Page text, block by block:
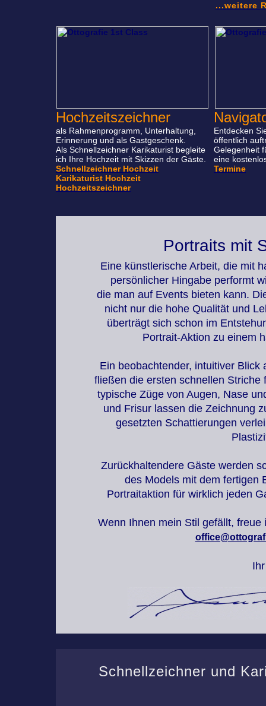
Portraits mit
Eine künstlerische Arbeit, die mit
persönlicher Hingabe performt
die man auf Events bieten kann.
nicht nur die hohe Qualität und
überträgt sich schon im
Portrait-Aktion zu einem
Ein beobachtender, intuitiver
fließen die ersten schnellen
typische Züge von Augen, Nase
und Frisur lassen die Zeichnung
gesetzten Schattierungen
Zurückhaltendere Gäste werden
des Models mit dem fertigen
Portraitaktion für wirklich jeden
Wenn Ihnen mein Stil gefällt,
Schnellzeichner und
...weitere
Hochzeitszeichner
als Rahmenprogramm, Unterhaltung,
Erinnerung und als Gastgeschenk.
Als Schnellzeichner Karikaturist begleite
ich Ihre Hochzeit mit Skizzen der Gäste.
Schnellzeichner Hochzeit
Karikaturist Hochzeit
Hochzeitszeichner
Entdecken
öffentlich
Gelegenheit
eine
Termine